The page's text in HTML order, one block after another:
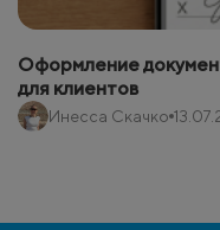
Оформление
для клиентов
Инесса Скачко